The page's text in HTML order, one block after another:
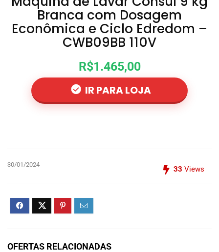
Branca com Dosagem
Econômica e Ciclo Edredom –
CWB09BB 110V
R$1.465,00
IR PARA LOJA
30/01/2024
33 Views
OFERTAS RELACIONADAS